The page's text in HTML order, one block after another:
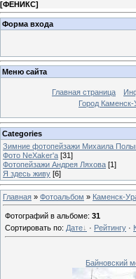
[ФЕНИКС]
Форма входа
Меню сайта
Главная страница
Город
Categories
Зимние фотопейзажи Михаила
Фото NeXaker'a [31]
Фотопейзажи Андрея Ляхова [1]
Я здесь живу [6]
Главная » Фотоальбом » Каменск-
Фотографий в альбоме: 31
Сортировать по: Дате · Рейтингу ·
Байновский